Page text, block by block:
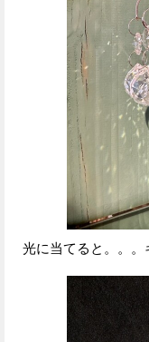
光に当てると。。。